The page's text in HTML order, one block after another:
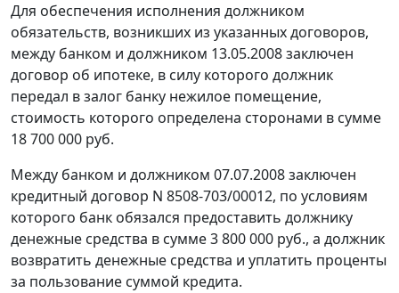
Для обеспечения исполнения должником
обязательств, возникших из указанных договоров,
между банком и должником 13.05.2008 заключен
договор об ипотеке, в силу которого должник
передал в залог банку нежилое помещение,
стоимость которого определена сторонами в сумме
18 700 000 руб.
Между банком и должником 07.07.2008 заключен
кредитный договор N 8508-703/00012, по условиям
которого банк обязался предоставить должнику
денежные средства в сумме 3 800 000 руб., а должник
возвратить денежные средства и уплатить проценты
за пользование суммой кредита.